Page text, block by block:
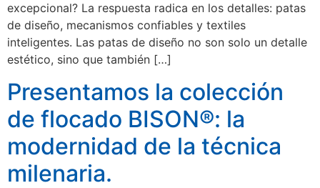
excepcional? La respuesta radica en los detalles: patas
de diseño, mecanismos confiables y textiles
inteligentes. Las patas de diseño no son solo un detalle
estético, sino que también […]
Presentamos la colección
de flocado BISON®: la
modernidad de la técnica
milenaria.